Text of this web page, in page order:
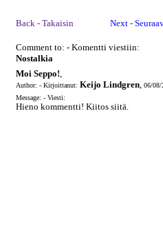
Back - Takaisin Next -
Comment to: - Komentti viestiin:
Nostalkia
Moi Seppo!,
Author: - Kirjoittanut: Keijo Lindgren, 06/08/
Message: - Viesti:
Hieno kommentti! Kiitos siitä.